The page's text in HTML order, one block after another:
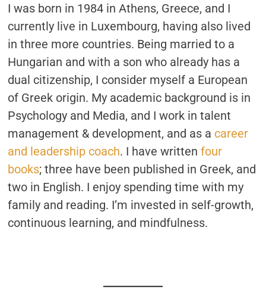
I was born in 1984 in Athens, Greece, and I
currently live in Luxembourg, having also lived
in three more countries. Being married to a
Hungarian and with a son who already has a
dual citizenship, I consider myself a European
of Greek origin. My academic background is in
Psychology and Media, and I work in talent
management & development, and as a career
and leadership coach. I have writtenfour
books; three have been published in Greek, and
two in English. I enjoy spending time with my
family and reading. I’m invested in self-growth,
continuous learning, and mindfulness.